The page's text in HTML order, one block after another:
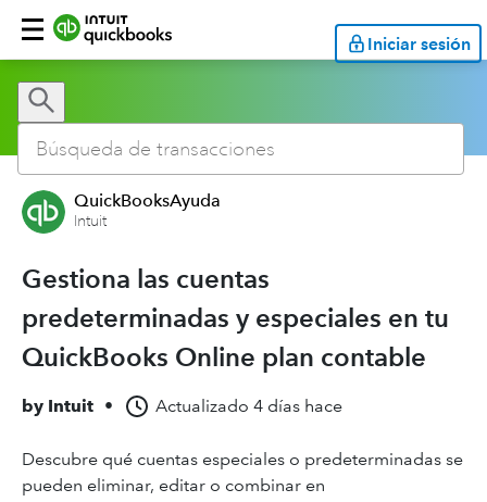
Iniciar sesión
QuickBooksAyuda
Intuit
Gestiona las cuentas
predeterminadas y especiales en tu
QuickBooks Online plan contable
by Intuit • Actualizado 4 días hace
Descubre qué cuentas especiales o predeterminadas se
pueden eliminar, editar o combinar en